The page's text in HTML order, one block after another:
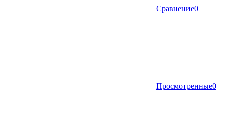
Сравнение0
Просмотренные0